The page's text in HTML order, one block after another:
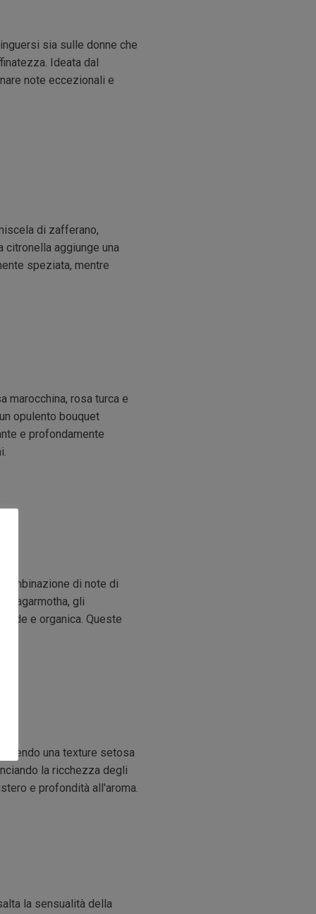
sia sulle donne che
Ideata dal
note eccezionali e
di zafferano,
citronella aggiunge una
speziata, mentre
marocchina, rosa turca e
opulento bouquet
e profondamente
di note di
nagarmotha, gli
e organica. Queste
una texture setosa
la ricchezza degli
e profondità all'aroma.
la sensualità della